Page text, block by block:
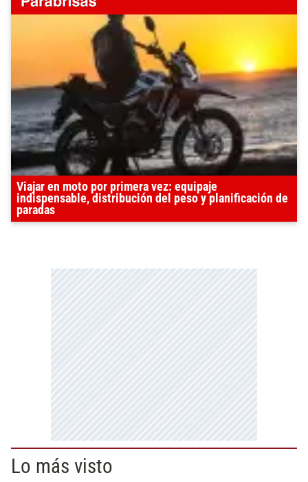
Viajar en moto por primera vez: equipaje
indispensable, distribución del peso y planificación de
paradas
Lo más visto